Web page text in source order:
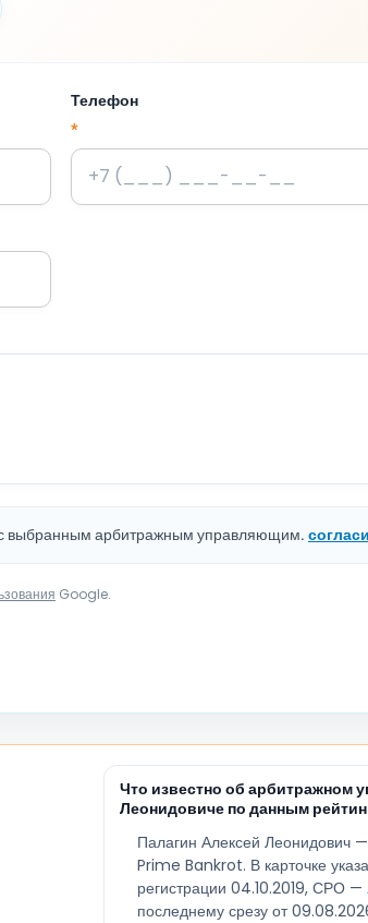
Телефон
*
с выбранным арбитражным управляющим.
Google.
Что известно об арбитражном
Леонидовиче по данным
Палагин Алексей Леонидович
Prime Bankrot. В карточке
регистрации 04.10.2019, СРО —
последнему срезу от